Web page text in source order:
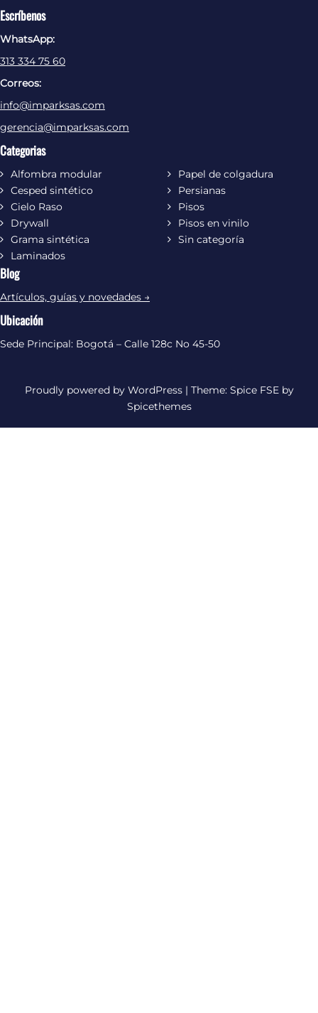
i
n
k
e
I
n
s
t
a
r
a
a
c
e
b
o
k
Escríbenos
WhatsApp:
313 334 75 60
Correos:
info@imparksas.com
gerencia@imparksas.com
Categorias
Alfombra modular
Cesped sintético
Cielo Raso
Drywall
Grama sintética
Laminados
Papel de colgadura
Persianas
Pisos
Pisos en vinilo
Sin categoría
Blog
Artículos, guías y novedades →
Ubicación
Sede Principal: Bogotá – Calle 128c No 45-50
Proudly powered by WordPress| Theme: Spice FSEby
Spicethemes